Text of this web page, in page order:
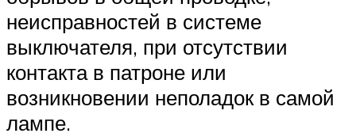
неисправностей в системе
выключателя, при отсутствии
контакта в патроне или
возникновении неполадок в самой
лампе.